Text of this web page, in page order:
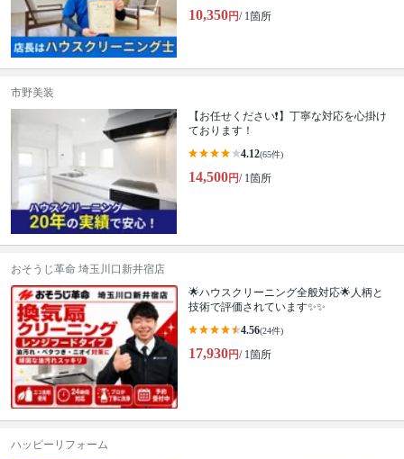
10,350円/ 1箇所
市野美装
【お任せください❗️】丁寧な対応を心掛け
ております！
4.12(65件)
14,500円/ 1箇所
おそうじ革命 埼玉川口新井宿店
🌟ハウスクリーニング全般対応🌟人柄と
技術で評価されています✨✨
4.56(24件)
17,930円/ 1箇所
ハッピーリフォーム